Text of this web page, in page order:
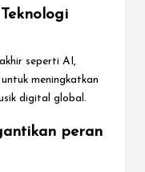
seperti AI,
meningkatkan
digital global.
peran